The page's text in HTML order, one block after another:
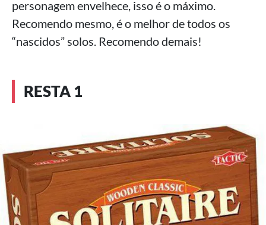
personagem envelhece, isso é o máximo.
Recomendo mesmo, é o melhor de todos os
“nascidos” solos. Recomendo demais!
RESTA 1